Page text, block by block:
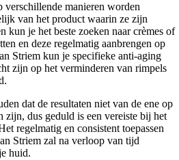
verschillende manieren worden
van het product waarin ze zijn
kun je het beste zoeken naar crèmes of
en deze regelmatig aanbrengen op
Striem kun je specifieke anti-aging
zijn op het verminderen van rimpels
dat de resultaten niet van de ene op
zijn, dus geduld is een vereiste bij het
regelmatig en consistent toepassen
Striem zal na verloop van tijd
huid.